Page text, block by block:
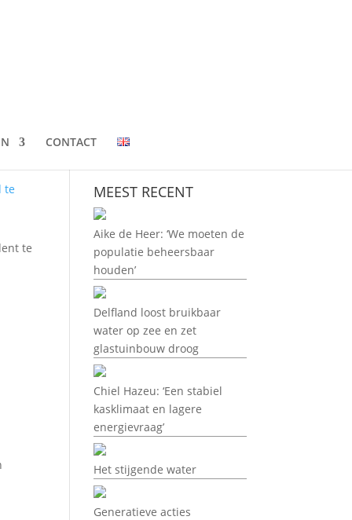
CONTACT
te
MEEST RECENT
Aike de Heer: ‘We moeten de
populatie beheersbaar
houden’
Delfland loost bruikbaar
water op zee en zet
glastuinbouw droog
Chiel Hazeu: ‘Een stabiel
kasklimaat en lagere
energievraag’
Het stijgende water
Generatieve acties